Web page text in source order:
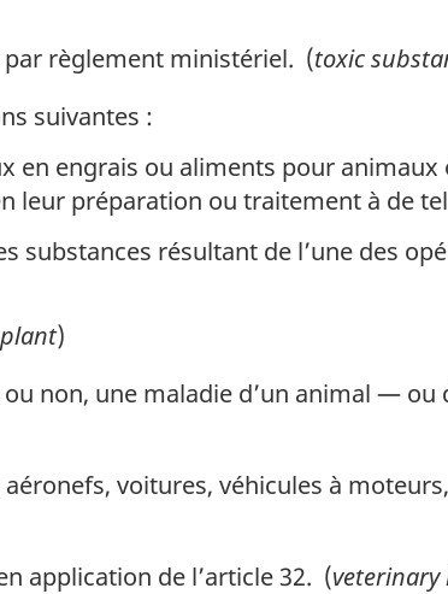
par règlement ministériel. (toxic
suivantes :
engrais ou aliments pour animaux
leur préparation ou traitement à de
substances résultant de l’une des
)
non, une maladie d’un animal — ou
voitures, véhicules à
application de l’article 32. (